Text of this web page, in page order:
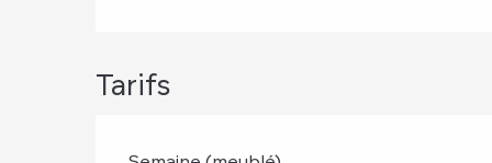
Tarifs